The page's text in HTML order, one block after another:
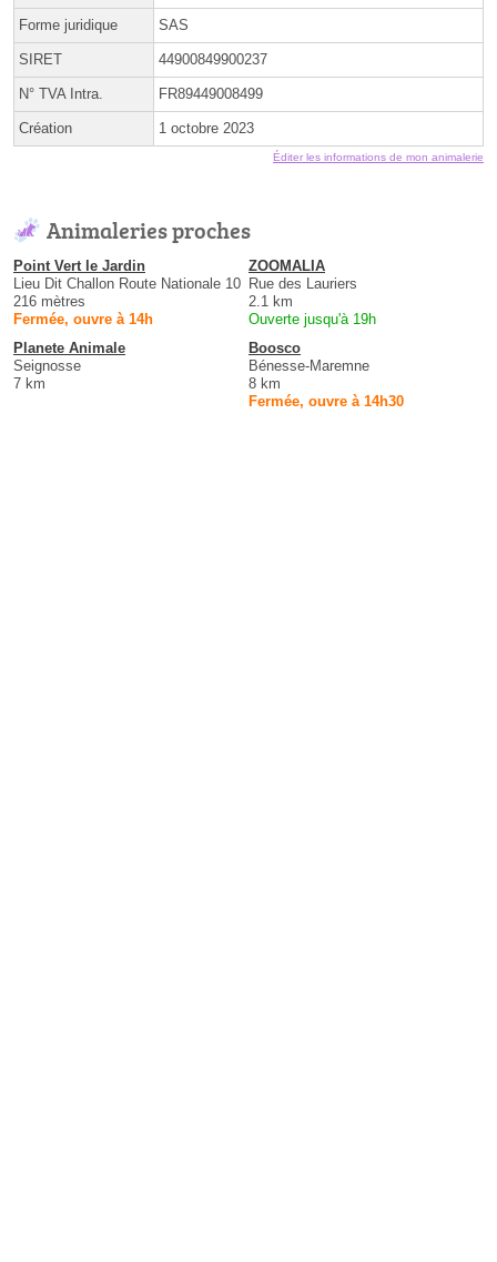
Forme juridique SAS
SIRET 44900849900237
N° TVA Intra. FR89449008499
Création 1 octobre 2023
Éditer les informations de mon animalerie
Animaleries proches
Point Vert le Jardin
Lieu Dit Challon Route Nationale 10
216 mètres
Fermée, ouvre à 14h
ZOOMALIA
Rue des Lauriers
2.1 km
Ouverte jusqu'à 19h
Planete Animale
Seignosse
7 km
Boosco
Bénesse-Maremne
8 km
Fermée, ouvre à 14h30